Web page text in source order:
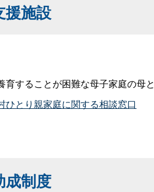
援施設
育することが困難な母子家庭の母
ひとり親家庭に関する相談窓口
成制度